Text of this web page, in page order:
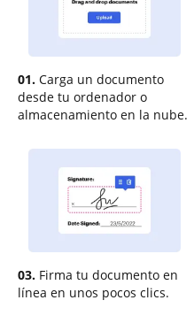
01. Carga un documento
desde tu ordenador o
almacenamiento en la nube.
03. Firma tu documento en
línea en unos pocos clics.